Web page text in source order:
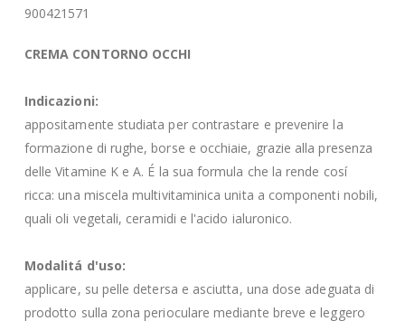
900421571
CREMA CONTORNO OCCHI
Indicazioni:
appositamente studiata per contrastare e prevenire la
formazione di rughe, borse e occhiaie, grazie alla presenza
delle Vitamine K e A. É la sua formula che la rende cosí
ricca: una miscela multivitaminica unita a componenti nobili,
quali oli vegetali, ceramidi e l'acido ialuronico.
Modalitá d'uso:
applicare, su pelle detersa e asciutta, una dose adeguata di
prodotto sulla zona perioculare mediante breve e leggero